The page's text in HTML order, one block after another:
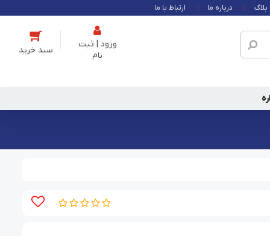
بلاگ درباره ما ارتباط با ما
ورود | ثبت
نام